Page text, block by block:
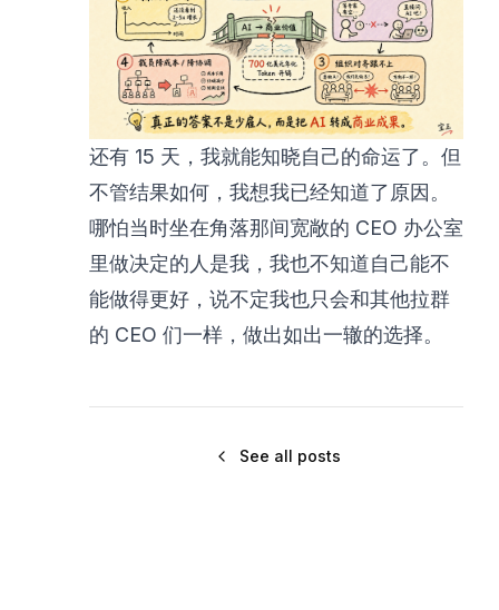
还有 15 天，我就能知晓自己的命运了。但
不管结果如何，我想我已经知道了原因。
哪怕当时坐在角落那间宽敞的 CEO 办公室
里做决定的人是我，我也不知道自己能不
能做得更好，说不定我也只会和其他拉群
的 CEO 们一样，做出如出一辙的选择。
See all posts